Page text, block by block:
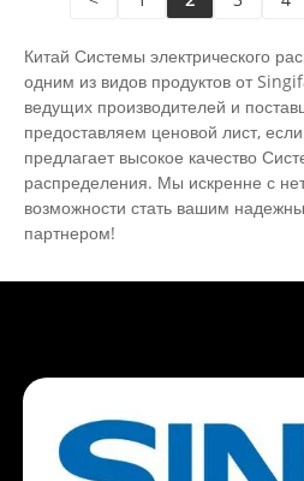
терминальном
имеет хорошее
охватывает большую часть
Ближнего Востока, Африки и
Мы с нетерпением ждем
долгосрочным партнером в
Китай Системы электрического
одним из видов продуктов от
ведущих производителей и
предоставляем ценовой лист,
предлагает высокое качество
распределения. Мы искренне с
возможности стать вашим
партнером!